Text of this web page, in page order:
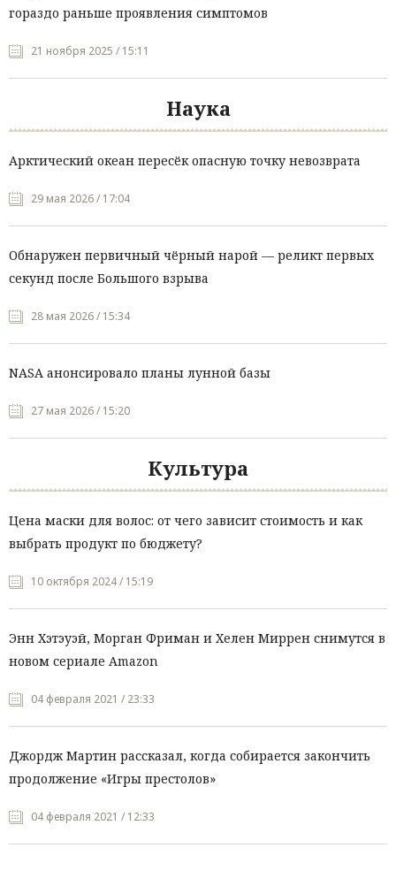
гораздо раньше проявления симптомов
21 ноября 2025 / 15:11
Наука
Арктический океан пересёк опасную точку невозврата
29 мая 2026 / 17:04
Обнаружен первичный чёрный нарой — реликт первых
секунд после Большого взрыва
28 мая 2026 / 15:34
NASA анонсировало планы лунной базы
27 мая 2026 / 15:20
Культура
Цена маски для волос: от чего зависит стоимость и как
выбрать продукт по бюджету?
10 октября 2024 / 15:19
Энн Хэтэуэй, Морган Фриман и Хелен Миррен снимутся в
новом сериале Amazon
04 февраля 2021 / 23:33
Джордж Мартин рассказал, когда собирается закончить
продолжение «Игры престолов»
04 февраля 2021 / 12:33